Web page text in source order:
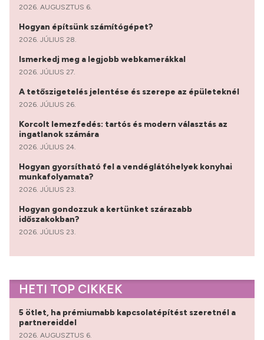
2026. AUGUSZTUS 6.
Hogyan építsünk számítógépet?
2026. JÚLIUS 28.
Ismerkedj meg a legjobb webkamerákkal
2026. JÚLIUS 27.
A tetőszigetelés jelentése és szerepe az épületeknél
2026. JÚLIUS 26.
Korcolt lemezfedés: tartós és modern választás az
ingatlanok számára
2026. JÚLIUS 24.
Hogyan gyorsítható fel a vendéglátóhelyek konyhai
munkafolyamata?
2026. JÚLIUS 23.
Hogyan gondozzuk a kertünket szárazabb
időszakokban?
2026. JÚLIUS 23.
HETI TOP CIKKEK
5 ötlet, ha prémiumabb kapcsolatépítést szeretnél a
partnereiddel
2026. AUGUSZTUS 6.